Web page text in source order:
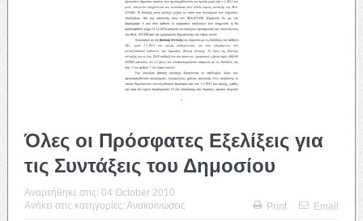
Όλες οι Πρόσφατες Εξελίξεις για
τις Συντάξεις του Δημοσίου
Αναρτήθηκε στις: 04 October 2010
Ανήκει στις κατηγορίες: Ανακοινώσεις Print Email